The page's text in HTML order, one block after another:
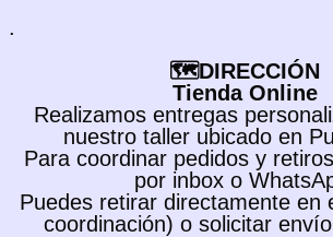
.
🗺️DIRECCIÓN
Tienda Online
Realizamos entregas
nuestro taller ubicado en
Para coordinar pedidos y
por inbox o
Puedes retirar directamente en
coordinación) o solicitar